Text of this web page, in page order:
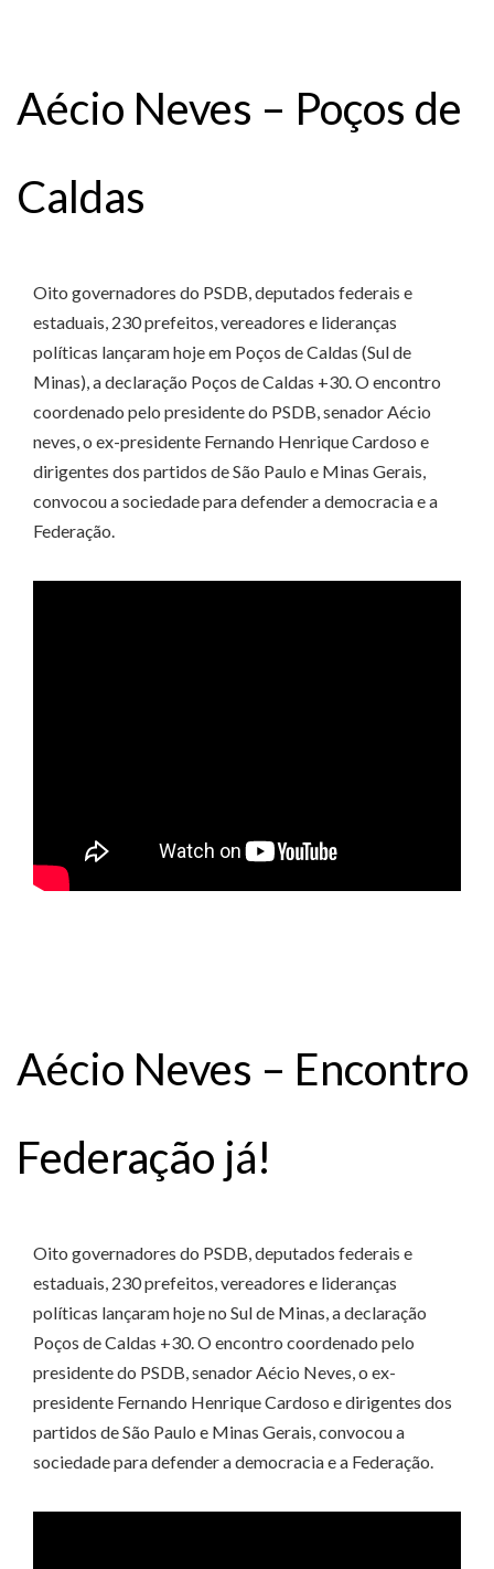
Aécio Neves – Poços de
Caldas
Oito governadores do PSDB, deputados federais e
estaduais, 230 prefeitos, vereadores e lideranças
políticas lançaram hoje em Poços de Caldas (Sul de
Minas), a declaração Poços de Caldas +30. O encontro
coordenado pelo presidente do PSDB, senador Aécio
neves, o ex-presidente Fernando Henrique Cardoso e
dirigentes dos partidos de São Paulo e Minas Gerais,
convocou a sociedade para defender a democracia e a
Federação.
Aécio Neves – Encontro
Federação já!
Oito governadores do PSDB, deputados federais e
estaduais, 230 prefeitos, vereadores e lideranças
políticas lançaram hoje no Sul de Minas, a declaração
Poços de Caldas +30. O encontro coordenado pelo
presidente do PSDB, senador Aécio Neves, o ex-
presidente Fernando Henrique Cardoso e dirigentes dos
partidos de São Paulo e Minas Gerais, convocou a
sociedade para defender a democracia e a Federação.